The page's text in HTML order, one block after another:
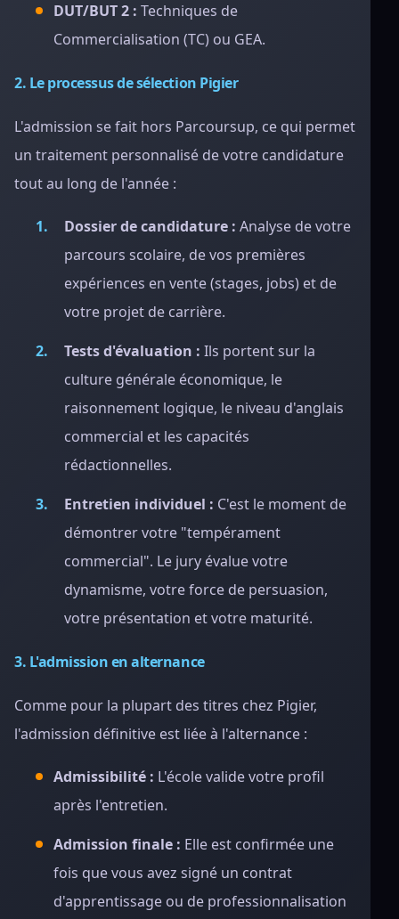
DUT/BUT 2 : Techniques de
Commercialisation (TC) ou GEA.
2. Le processus de sélection Pigier
L'admission se fait hors Parcoursup, ce qui permet
un traitement personnalisé de votre candidature
tout au long de l'année :
Dossier de candidature : Analyse de votre
parcours scolaire, de vos premières
expériences en vente (stages, jobs) et de
votre projet de carrière.
Tests d'évaluation : Ils portent sur la
culture générale économique, le
raisonnement logique, le niveau d'anglais
commercial et les capacités
rédactionnelles.
Entretien individuel : C'est le moment de
démontrer votre "tempérament
commercial". Le jury évalue votre
dynamisme, votre force de persuasion,
votre présentation et votre maturité.
3. L'admission en alternance
Comme pour la plupart des titres chez Pigier,
l'admission définitive est liée à l'alternance :
Admissibilité : L'école valide votre profil
après l'entretien.
Admission finale : Elle est confirmée une
fois que vous avez signé un contrat
d'apprentissage ou de professionnalisation